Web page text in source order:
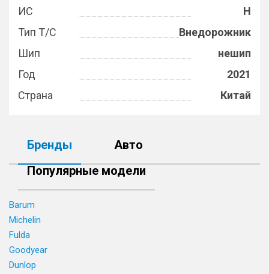
ИС
H
Тип Т/С
Внедорожник
Шип
нешип
Год
2021
Страна
Китай
Бренды
Авто
Популярные модели
Barum
Michelin
Fulda
Goodyear
Dunlop